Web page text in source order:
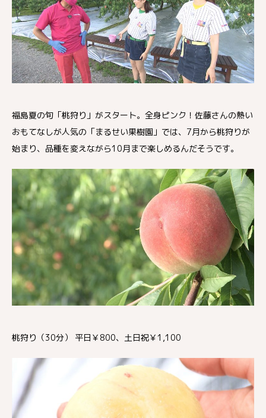
福島夏の旬「桃狩り」がスタート。全身ピンク！佐藤さんの熱い
おもてなしが人気の「まるせい果樹園」では、7月から桃狩りが
始まり、品種を変えながら10月まで楽しめるんだそうです。
桃狩り（30分） 平日￥800、土日祝￥1,100